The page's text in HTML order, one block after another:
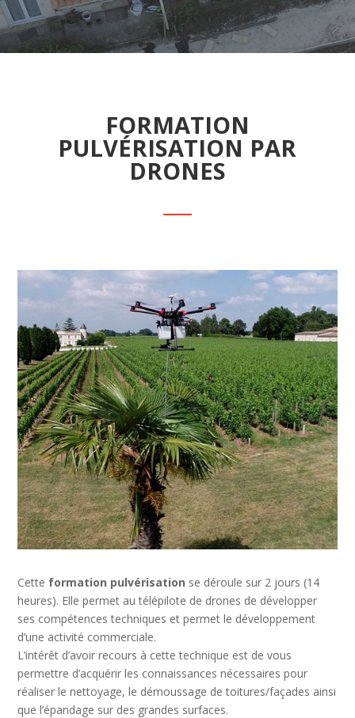
FORMATION
PULVÉRISATION PAR
DRONES
Cette formation pulvérisation se déroule sur 2 jours (14
heures). Elle permet au télépilote de drones de développer
ses compétences techniques et permet le développement
d’une activité commerciale.
L’intérêt d’avoir recours à cette technique est de vous
permettre d’acquérir les connaissances nécessaires pour
réaliser le nettoyage, le démoussage de toitures/façades ainsi
que l’épandage sur des grandes surfaces.